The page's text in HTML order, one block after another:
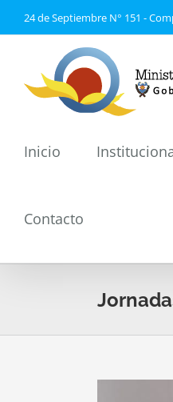
al
24 de Septiembre N° 151 -
Inicio
Contacto